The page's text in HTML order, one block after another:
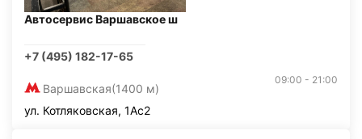
Автосервис Варшавское ш
+7 (495) 182-17-65
Варшавская(1400 м)
09:00 - 21:00
ул. Котляковская, 1Ас2